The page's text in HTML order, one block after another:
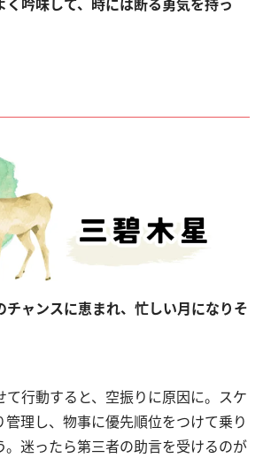
チャンスに恵まれ、忙しい月になりそ
て行動すると、空振りに原因に。スケ
理し、物事に優先順位をつけて乗り
。迷ったら第三者の助言を受けるのが